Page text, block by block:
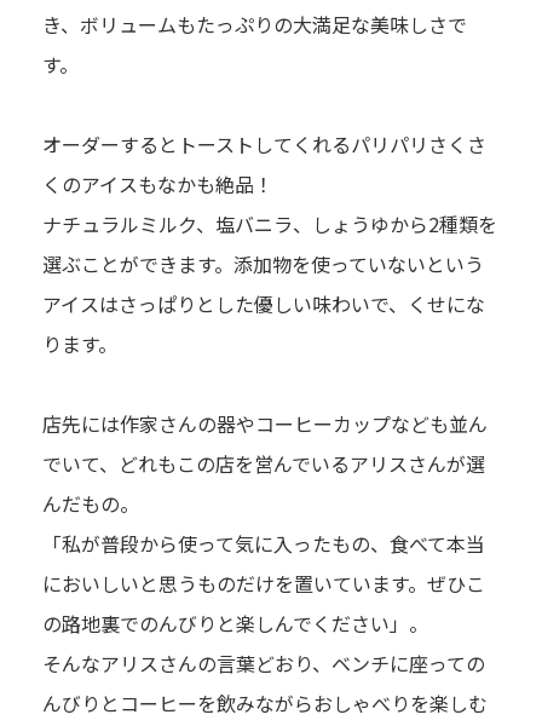
き、ボリュームもたっぷりの大満足な美味しさで
す。
オーダーするとトーストしてくれるパリパリさくさ
くのアイスもなかも絶品！
ナチュラルミルク、塩バニラ、しょうゆから2種類を
選ぶことができます。添加物を使っていないという
アイスはさっぱりとした優しい味わいで、くせにな
ります。
店先には作家さんの器やコーヒーカップなども並ん
でいて、どれもこの店を営んでいるアリスさんが選
んだもの。
「私が普段から使って気に入ったもの、食べて本当
においしいと思うものだけを置いています。ぜひこ
の路地裏でのんびりと楽しんでください」。
そんなアリスさんの言葉どおり、ベンチに座っての
んびりとコーヒーを飲みながらおしゃべりを楽しむ